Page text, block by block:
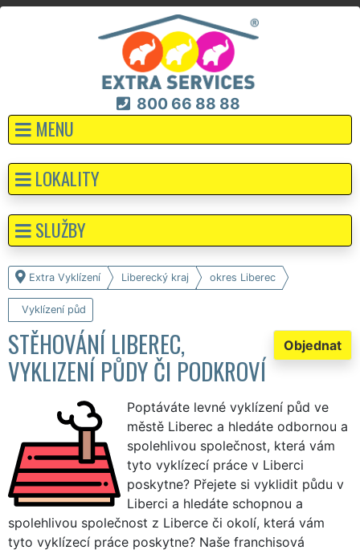
800 66 88 88
MENU
Extra Vyklízení Liberecký kraj okres Liberec
Vyklízení půd
Objednat
STĚHOVÁNÍ LIBEREC,
VYKLIZENÍ PŮDY ČI PODKROVÍ
Poptáváte levné vyklízení půd ve
městě Liberec a hledáte odbornou a
spolehlivou společnost, která vám
tyto vyklízecí práce v Liberci
poskytne? Přejete si vyklidit půdu v
Liberci a hledáte schopnou a
spolehlivou společnost z Liberce či okolí, která vám
tyto vyklízecí práce poskytne? Naše franchisová
LOKALITY
SLUŽBY